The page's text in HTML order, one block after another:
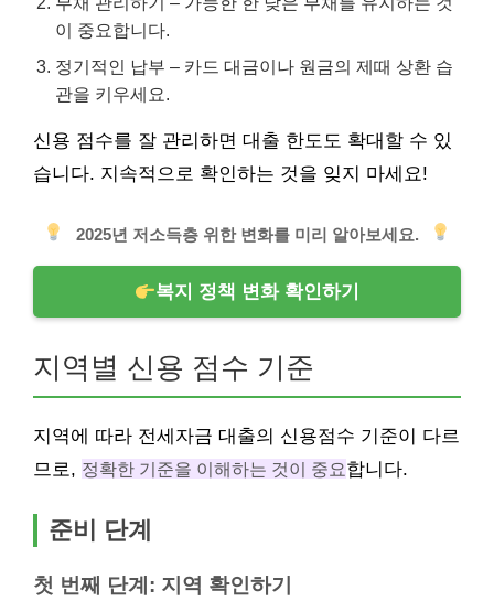
이 중요합니다.
정기적인 납부 – 카드 대금이나 원금의 제때 상환 습
관을 키우세요.
신용 점수를 잘 관리하면 대출 한도도 확대할 수 있
습니다. 지속적으로 확인하는 것을 잊지 마세요!
2025년 저소득층 위한 변화를 미리 알아보세요.
복지 정책 변화 확인하기
지역별 신용 점수 기준
지역에 따라 전세자금 대출의 신용점수 기준이 다르
므로, 정확한 기준을 이해하는 것이 중요합니다.
준비 단계
첫 번째 단계: 지역 확인하기